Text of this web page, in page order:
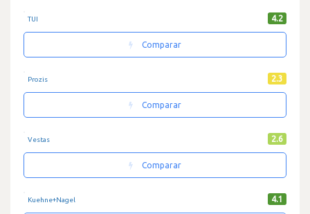
TUI 4.2
Comparar
Prozis 2.3
Comparar
Vestas 2.6
Comparar
Kuehne+Nagel 4.1